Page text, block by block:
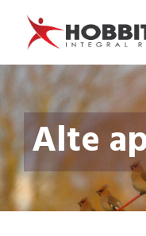
Alte